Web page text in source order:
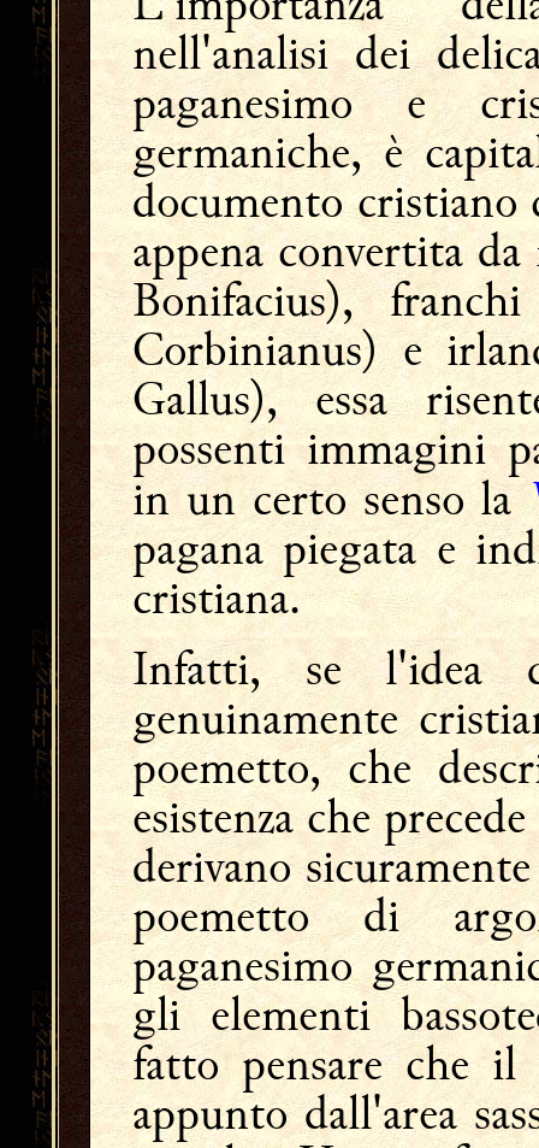
nell'analisi dei
paganesimo e
germaniche, è
documento cristiano
appena convertita
Bonifacius),
Corbinianus) e
Gallus), essa
possenti immagini
in un certo senso la
pagana piegata e
cristiana.
Infatti, se l'idea
genuinamente
poemetto, che
esistenza che
derivano
poemetto di
paganesimo
gli elementi
fatto pensare che
appunto dall'area